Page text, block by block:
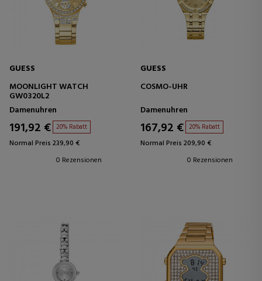
GUESS
MOONLIGHT WATCH
GW0320L2
Damenuhren
191,92 € 20% Rabatt
Normal Preis 239,90 €
0 Rezensionen
GUESS
COSMO-UHR
Damenuhren
167,92 € 20% Rabatt
Normal Preis 209,90 €
0 Rezensionen